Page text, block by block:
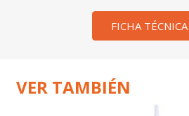
FICHA TÉCNICA
VER TAMBIÉN